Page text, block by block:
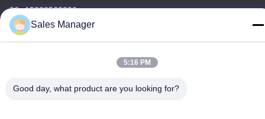
86--15028563200
Sales Manager
5:16 PM
Good day, what product are you looking for?